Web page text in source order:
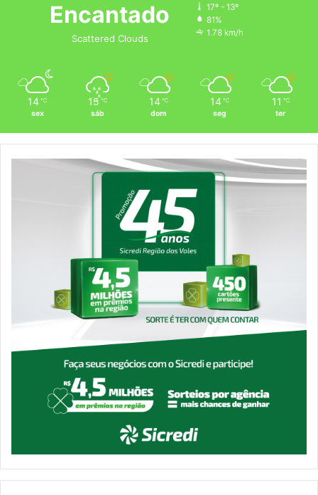
Encantado
Scattered Clouds
17º - 13º
81%
1.78 km/h
14 ℃
sex
15 ℃
sáb
14 ℃
dom
14 ℃
seg
11 ℃
ter